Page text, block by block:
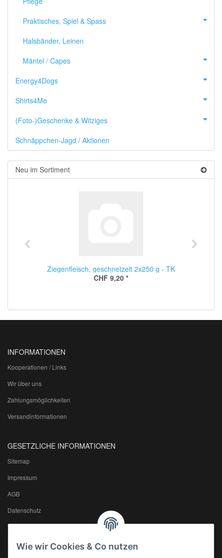
Praktisches, Spiel & Spass
Halsbänder, Leinen
Mäntel / Capes
Energy4Dogs
Shirts4Me
(Foto-)Geschenke & Witziges
Schnäppchen-Jagd / Aktionen
Neu im Sortiment
Ziegenfleisch, geschnetzelt 2x250 g - TK
CHF 9,20 *
INFORMATIONEN
Kooperationen / Links
Wir über uns
Zahlungsmöglichkeiten
Versandinformationen
GESETZLICHE INFORMATIONEN
Sitemap
Impressum
AGB
Datenschutz
Widerrufsrecht
Batteriegesetzhinweise
Wie wir Cookies & Co nutzen